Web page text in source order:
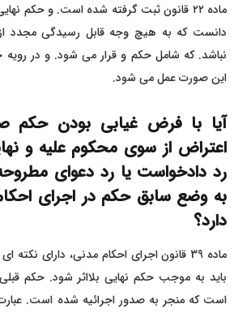
ماده ۲۲ قانون ثبت گرفته شده است.
وحکم
دانست که به هیچ وجه قابل رسیدگی مجدد
نباشد. که شامل حکم و قرار می شود. و در رویه
این صورت عمل می شود.
آیا با فرض غیابی بودن حکم
اعتراض از سوی محکوم علیه و
رد دادخواست یا رد دعوای
به وضع سابق حکم در اجرای
دارد؟
ماده 39 قانون اجرای احکام مدنی، دارای
باید به موجب حکم نهایی بلااثر شود. حکم
است که منجر به صدور اجرائیه شده است.